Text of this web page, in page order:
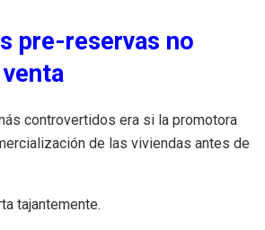
pre-reservas no
controvertidos era si la promotora
de las viviendas antes de
tajantemente.